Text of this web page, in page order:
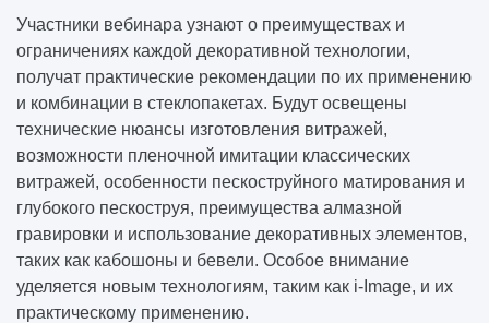
Участники вебинара узнают о преимуществах и
ограничениях каждой декоративной технологии,
получат практические рекомендации по их применению
и комбинации в стеклопакетах. Будут освещены
технические нюансы изготовления витражей,
возможности пленочной имитации классических
витражей, особенности пескоструйного матирования и
глубокого пескоструя, преимущества алмазной
гравировки и использование декоративных элементов,
таких как кабошоны и бевели. Особое внимание
уделяется новым технологиям, таким как i-Image, и их
практическому применению.